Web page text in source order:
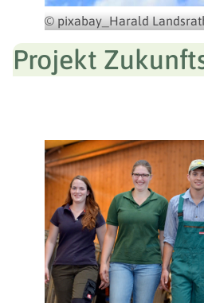
© pixabay_Harald
Projekt